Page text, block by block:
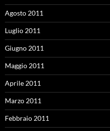
Agosto 2011
Luglio 2011
Giugno 2011
Maggio 2011
Aprile 2011
Marzo 2011
Febbraio 2011